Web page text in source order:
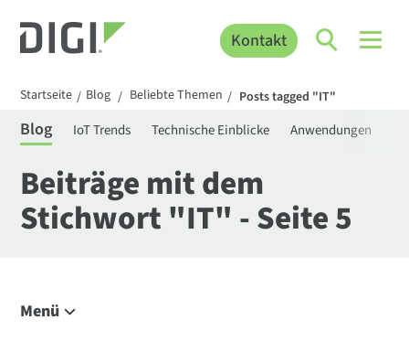
Kontakt
Startseite / Blog / Beliebte Themen / Posts tagged "IT"
Blog IoT Trends Technische Einblicke Anwendungen
Beiträge mit dem
Stichwort "IT" - Seite 5
Menü